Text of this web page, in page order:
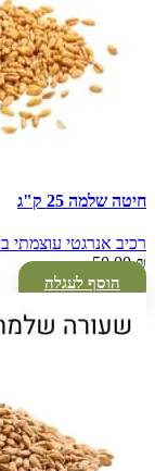
חיטה שלמה 25 ק"ג
רכיב אנרגטי עוצמתי
50.00₪
הוסף לעגלה